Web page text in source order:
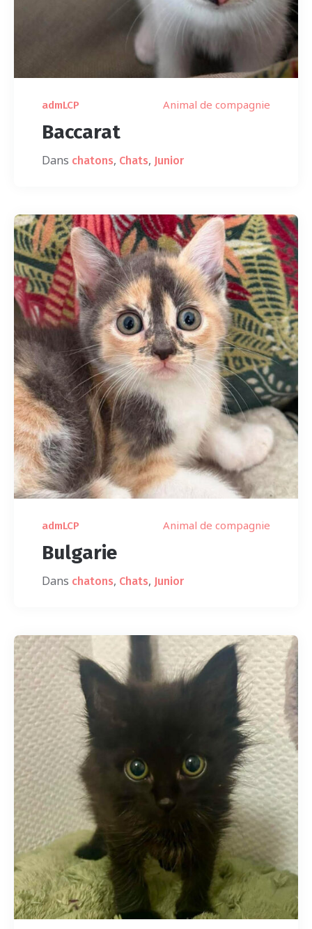
admLCP Animal de compagnie
Baccarat
Dans chatons, Chats, Junior
admLCP Animal de compagnie
Bulgarie
Dans chatons, Chats, Junior